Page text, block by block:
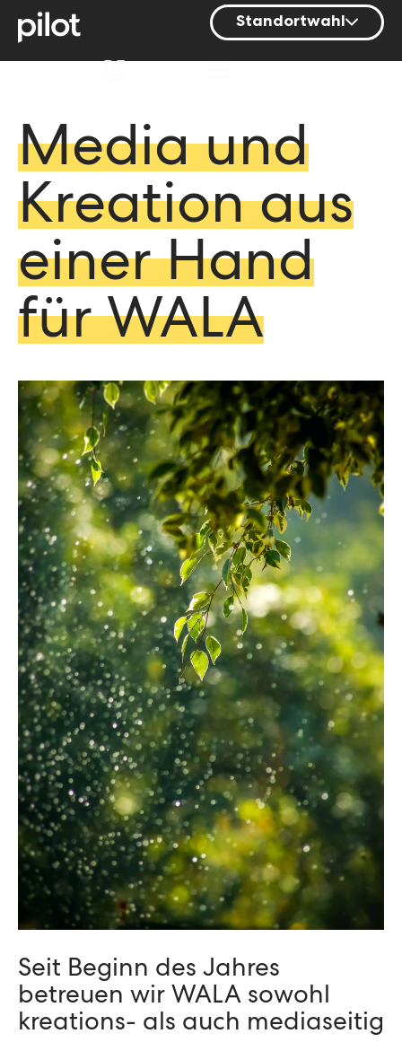
Standortwahl
Berlin
Mainz
München
Nürnberg
Stuttgart
Zürich
Media und
Kreation aus
einer Hand
für WALA
Seit Beginn des Jahres
betreuen wir WALA sowohl
kreations- als auch mediaseitig